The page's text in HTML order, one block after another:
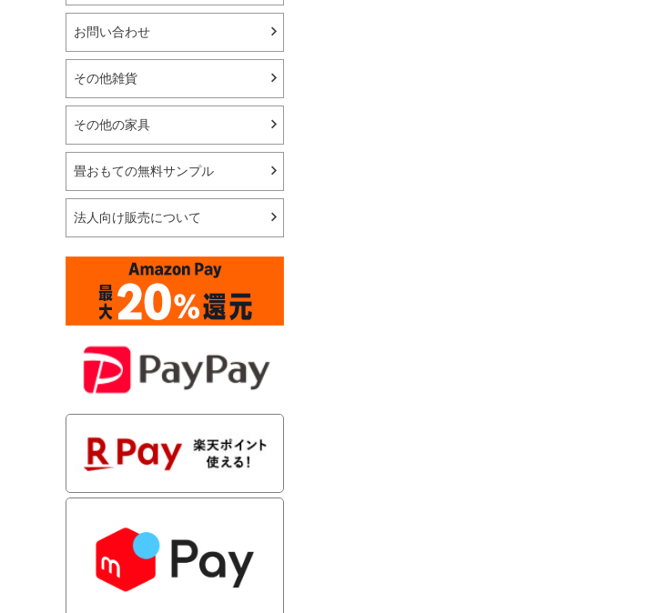
お問い合わせ
その他雑貨
その他の家具
畳おもての無料サンプル
法人向け販売について